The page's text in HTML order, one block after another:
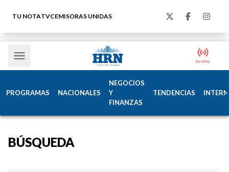
TU NOTATVCEMISORAS UNIDAS
PROGRAMAS NACIONALES
NEGOCIOS
Y
FINANZAS
TENDENCIAS
BÚSQUEDA